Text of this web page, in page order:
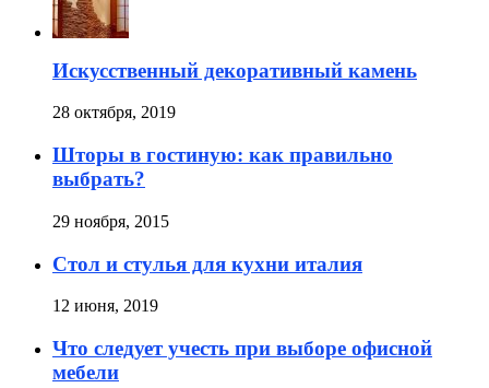
Искусственный декоративный камень
28 октября, 2019
Шторы в гостиную: как правильно
выбрать?
29 ноября, 2015
Стол и стулья для кухни италия
12 июня, 2019
Что следует учесть при выборе офисной
мебели